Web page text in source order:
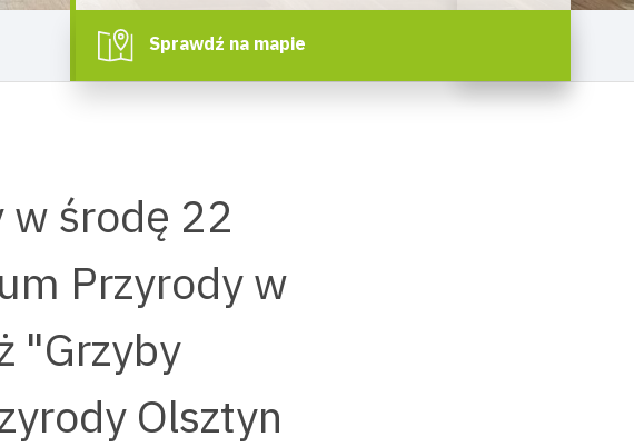
Sprawdź na mapie
w środę 22
Przyrody w
"Grzyby
Olsztyn